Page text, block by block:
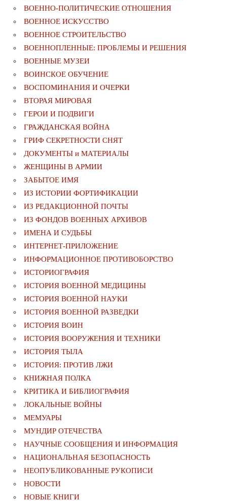
ВОЕННО-ПОЛИТИЧЕСКИE ОТНОШЕНИЯ
ВОЕННОЕ ИСКУССТВО
ВОЕННОЕ СТРОИТЕЛЬСТВО
ВОЕННОПЛЕННЫЕ: ПРОБЛЕМЫ И РЕШЕНИЯ
ВОЕННЫЕ МУЗЕИ
ВОИНСКОЕ ОБУЧЕНИЕ
ВОСПОМИНАНИЯ И ОЧЕРКИ
ВТОРАЯ МИРОВАЯ
ГЕРОИ И ПОДВИГИ
ГРАЖДАНСКАЯ ВОЙНА
ГРИФ СЕКРЕТНОСТИ СНЯТ
ДОКУМЕНТЫ и МАТЕРИАЛЫ
ЖЕНЩИНЫ В АРМИИ
ЗАБЫТОЕ ИМЯ
ИЗ ИСТОРИИ ФОРТИФИКАЦИИ
ИЗ РЕДАКЦИОННОЙ ПОЧТЫ
ИЗ ФОНДОВ ВОЕННЫХ АРХИВОВ
ИМЕНА И СУДЬБЫ
ИНТЕРНЕТ-ПРИЛОЖЕНИЕ
ИНФОРМАЦИОННОЕ ПРОТИВОБОРСТВО
ИСТОРИОГРАФИЯ
ИСТОРИЯ ВОЕННОЙ МЕДИЦИНЫ
ИСТОРИЯ ВОЕННОЙ НАУКИ
ИСТОРИЯ ВОЕННОЙ РАЗВЕДКИ
ИСТОРИЯ ВОИН
ИСТОРИЯ ВООРУЖЕНИЯ И ТЕХНИКИ
ИСТОРИЯ ТЫЛА
ИСТОРИЯ: ПРОТИВ ЛЖИ
КНИЖНАЯ ПОЛКА
КРИТИКА И БИБЛИОГРАФИЯ
ЛОКАЛЬНЫЕ ВОЙНЫ
МЕМУАРЫ
МУНДИР ОТЕЧЕСТВА
НАУЧНЫЕ СООБЩЕНИЯ И ИНФОРМАЦИЯ
НАЦИОНАЛЬНАЯ БЕЗОПАСНОСТЬ
НЕОПУБЛИКОВАННЫЕ РУКОПИСИ
НОВОСТИ
НОВЫЕ КНИГИ